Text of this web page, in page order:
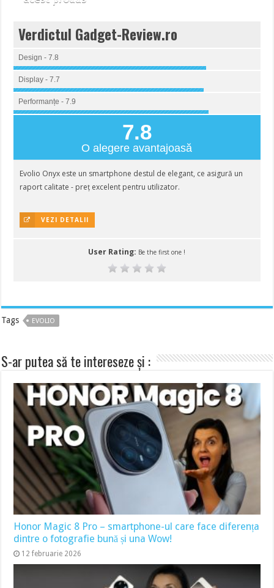
Verdictul Gadget-Review.ro
Design - 7.8
Display - 7.7
Performanțe - 7.9
7.8
O alegere avantajoasă
Evolio Onyx este un smartphone destul de elegant, ce asigură un
raport calitate - preț excelent pentru utilizator.
VEZI DETALII
User Rating: Be the first one !
Tags EVOLIO
S-ar putea să te intereseze și :
Honor Magic 8 Pro – smartphone-ul care face diferența
dintre o fotografie bună și una Wow!
12 februarie 2026